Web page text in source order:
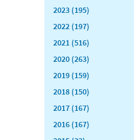
2023 (195)
2022 (197)
2021 (516)
2020 (263)
2019 (159)
2018 (150)
2017 (167)
2016 (167)